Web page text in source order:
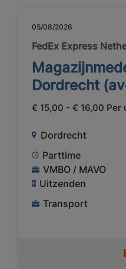
05/08/2026
FedEx Express
Dordrecht
€ 15,00 - € 16,00 Per
Dordrecht
Parttime
VMBO / MAVO
Uitzenden
Transport